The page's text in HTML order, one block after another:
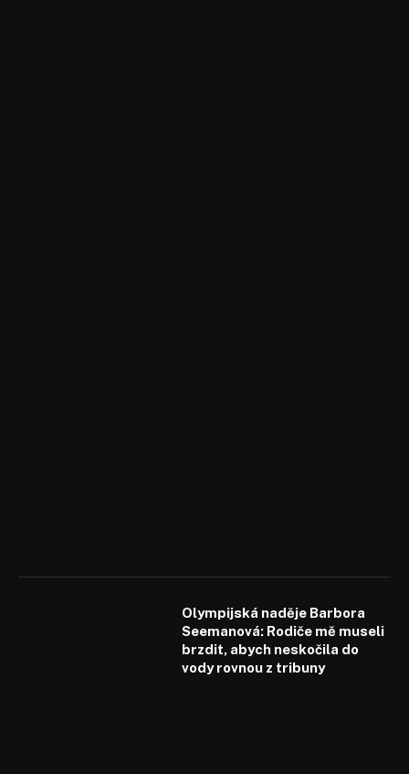
Olympijská naděje Barbora
Seemanová: Rodiče mě museli
brzdit, abych neskočila do
vody rovnou z tribuny